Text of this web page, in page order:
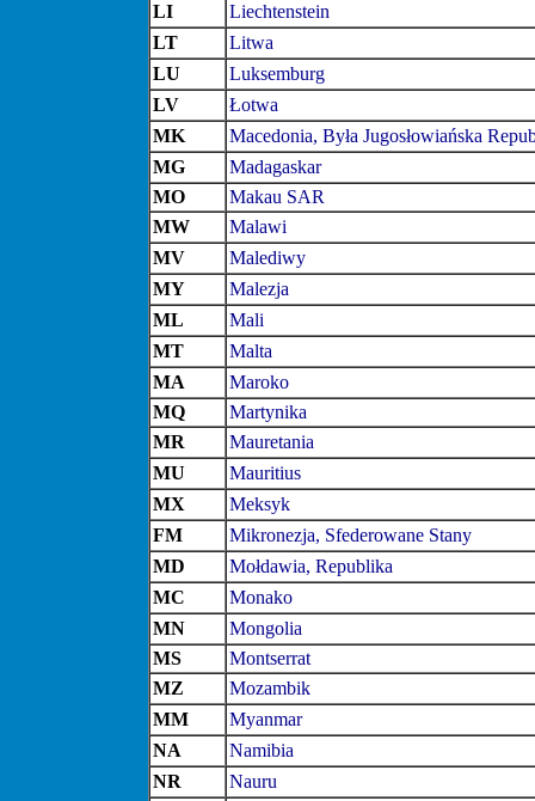
LI
Liechtenstein
LT
Litwa
LU
Luksemburg
LV
Łotwa
MK
Macedonia, Była Jugosłowiańska
MG
Madagaskar
MO
Makau SAR
MW
Malawi
MV
Malediwy
MY
Malezja
ML
Mali
MT
Malta
MA
Maroko
MQ
Martynika
MR
Mauretania
MU
Mauritius
MX
Meksyk
FM
Mikronezja, Sfederowane Stany
MD
Mołdawia, Republika
MC
Monako
MN
Mongolia
MS
Montserrat
MZ
Mozambik
MM
Myanmar
NA
Namibia
NR
Nauru